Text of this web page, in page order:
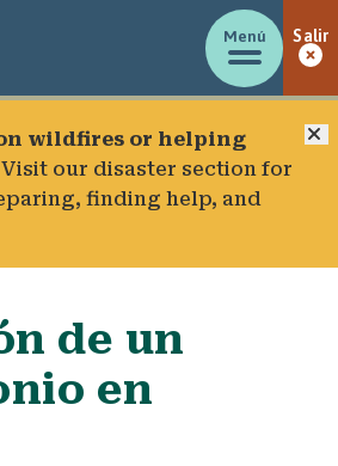
Menú Salir
wildfires or helping
Visit our disaster section for
finding help, and
de un
en